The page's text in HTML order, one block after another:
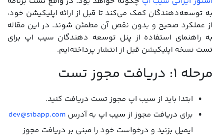
به توسعه‌دهندگان کمک می‌کند تا قبل از ارائه اپلیکیشن خود،
از عملکرد صحیح و بدون نقص آن مطمئن شوند. در این مقاله
به راهنمای استفاده از پنل توسعه دهندگان سیب اپ برای
تست نسخه اپلیکیشن قبل از انتشار پرداخته‌ایم.
مرحله 1: دریافت مجوز تست
ابتدا باید از سیب اپ مجوز تست دریافت کنید.
برای دریافت مجوز از سیب اپ به آدرس dev@sibapp.com
ایمیل بزنید و درخواست خود را مبنی بر دریافت مجوز